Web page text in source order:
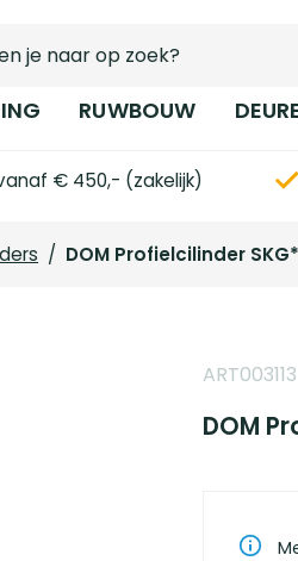
RUWBOUW
€ 450,- (zakelijk)
/ DOM Profielcilinder
ART003113
DOM